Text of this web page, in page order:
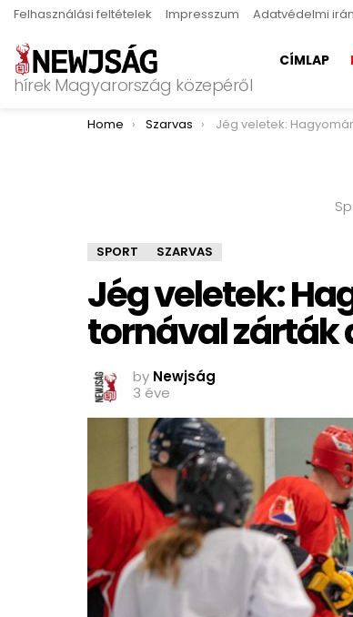
Felhasználási feltételek Impresszum Adatvédelmi
hírek Magyarország közepéről
CÍMLAP
You are here:
Home Szarvas Jég veletek: Hagyományosan felnőtt
SPORT SZARVAS
Jég veletek:
tornával zárták
by Newjság
3 éve